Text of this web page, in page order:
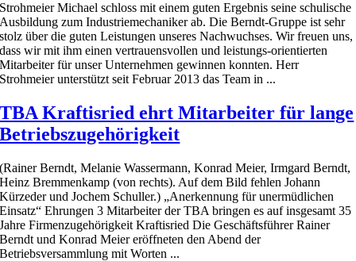
Strohmeier Michael schloss mit einem guten Ergebnis seine schulische
Ausbildung zum Industriemechaniker ab. Die Berndt-Gruppe ist sehr
stolz über die guten Leistungen unseres Nachwuchses. Wir freuen uns,
dass wir mit ihm einen vertrauensvollen und leistungs-orientierten
Mitarbeiter für unser Unternehmen gewinnen konnten. Herr
Strohmeier unterstützt seit Februar 2013 das Team in ...
TBA Kraftisried ehrt Mitarbeiter für lange
Betriebszugehörigkeit
(Rainer Berndt, Melanie Wassermann, Konrad Meier, Irmgard Berndt,
Heinz Bremmenkamp (von rechts). Auf dem Bild fehlen Johann
Kürzeder und Jochem Schuller.) „Anerkennung für unermüdlichen
Einsatz“ Ehrungen 3 Mitarbeiter der TBA bringen es auf insgesamt 35
Jahre Firmenzugehörigkeit Kraftisried Die Geschäftsführer Rainer
Berndt und Konrad Meier eröffneten den Abend der
Betriebsversammlung mit Worten ...